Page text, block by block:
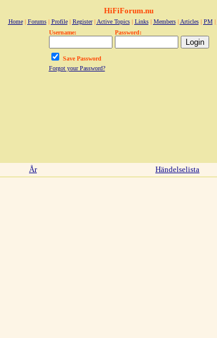
HiFiForum.nu
Home| Forums| Profile| Register| Active Topics| Links| Members| Articles| PM|
Username:
Password:
Save Password
Forgot your Password?
År Händelselista